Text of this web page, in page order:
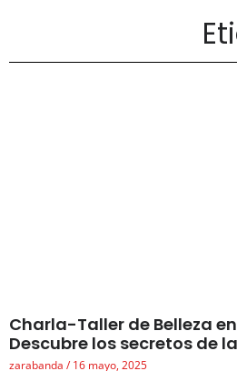
Charla-Taller de Belleza
Descubre los secretos de
zarabanda 16 mayo, 2025